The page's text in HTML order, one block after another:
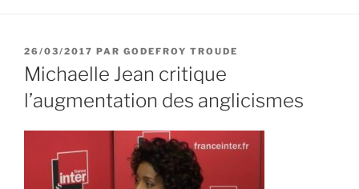
PUBLIÉ
LE
26/03/2017 PAR GODEFROY TROUDE
Michaelle Jean critique
l’augmentation des anglicismes